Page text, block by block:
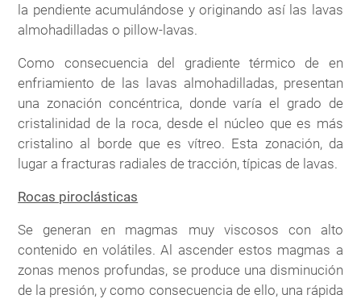
la pendiente acumulándose y originando así las lavas
almohadilladas o pillow-lavas.
Como consecuencia del gradiente térmico de en
enfriamiento de las lavas almohadilladas, presentan
una zonación concéntrica, donde varía el grado de
cristalinidad de la roca, desde el núcleo que es más
cristalino al borde que es vítreo. Esta zonación, da
lugar a fracturas radiales de tracción, típicas de lavas.
Rocas piroclásticas
Se generan en magmas muy viscosos con alto
contenido en volátiles. Al ascender estos magmas a
zonas menos profundas, se produce una disminución
de la presión, y como consecuencia de ello, una rápida